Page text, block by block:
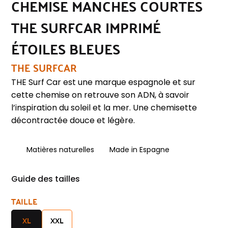
CHEMISE MANCHES COURTES
THE SURFCAR IMPRIMÉ
ÉTOILES BLEUES
THE SURFCAR
THE Surf Car est une marque espagnole et sur
cette chemise on retrouve son ADN, à savoir
l’inspiration du soleil et la mer. Une chemisette
décontractée douce et légère.
Matières naturelles Made in Espagne
Guide des tailles
TAILLE
XL XXL